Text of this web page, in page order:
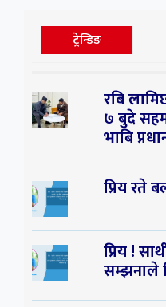
ट्रेन्डिङ
रबि
७ बुदे
भाबि
प्रिय रते
प्रिय !
सम्झनाले